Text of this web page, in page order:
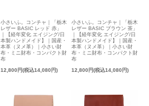
小さいふ。コンチャ｜「栃木
レザー BASIC レッド 赤」
｜【経年変化 エイジング/日
本製ハンドメイド】｜国産・
本革（ヌメ革）｜小さい財
布・ミニ財布・コンパクト財
布
12,800円(税込14,080円)
小さいふ。コンチャ｜「栃木
レザー BASIC ブラウン 茶」
｜【経年変化 エイジング/日
本製ハンドメイド】｜国産・
本革（ヌメ革）｜小さい財
布・ミニ財布・コンパクト財
布
12,800円(税込14,080円)